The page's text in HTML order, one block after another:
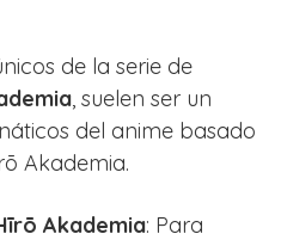
de la serie de
, suelen ser un
del anime basado
Akademia.
Akademia: Para